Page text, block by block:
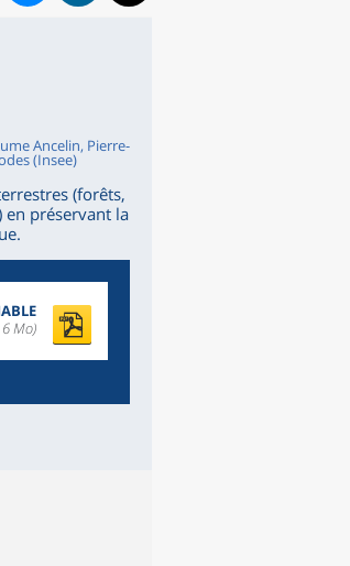
Ancelin, Pierre-
(Insee)
(forêts,
préservant la
Mo)